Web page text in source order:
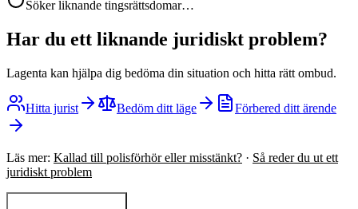
Söker liknande tingsrättsdomar…
Har du ett liknande juridiskt problem?
Lagenta kan hjälpa dig bedöma din situation och hitta rätt ombud.
Hitta jurist Bedöm ditt läge Förbered ditt ärende
Läs mer: Kallad till polisförhör eller misstänkt? · Så reder du ut ett
juridiskt problem